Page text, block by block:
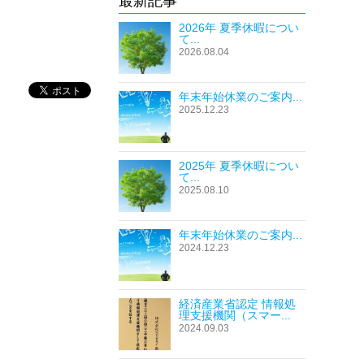
2026年 夏季休暇につい
て...
2026.08.04
年末年始休業のご案内...
2025.12.23
2025年 夏季休暇につい
て...
2025.08.10
年末年始休業のご案内...
2024.12.23
経済産業省認定 情報処
理支援機関（スマー...
2024.09.03